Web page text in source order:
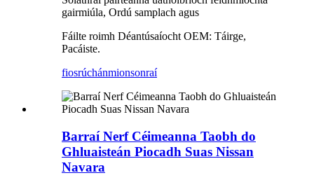
gairmiúla, Ordú samplach agus
Fáilte roimh Déantúsaíocht OEM: Táirge,
Pacáiste.
fiosrúchánmionsonraí
Barraí Nerf Céimeanna Taobh do
Ghluaisteán Piocadh Suas Nissan
Navara